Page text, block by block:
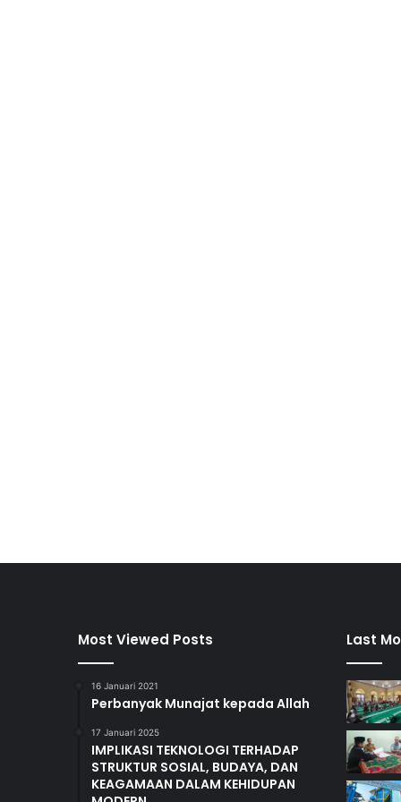
Most Viewed Posts
16 Januari 2021
Perbanyak Munajat kepada Allah
17 Januari 2025
IMPLIKASI TEKNOLOGI TERHADAP
STRUKTUR SOSIAL, BUDAYA, DAN
KEAGAMAAN DALAM KEHIDUPAN
Last